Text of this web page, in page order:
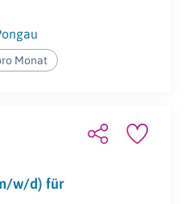
Monat
w/d) für